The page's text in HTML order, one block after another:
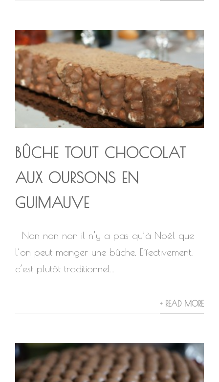
BÛCHE TOUT CHOCOLAT
AUX OURSONS EN
GUIMAUVE
Non non non il n’y a pas qu’à Noël que
l’on peut manger une bûche. Effectivement,
c’est plutôt traditionnel...
+ READ MORE